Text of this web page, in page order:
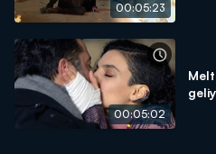
00:05:23
00:05:02